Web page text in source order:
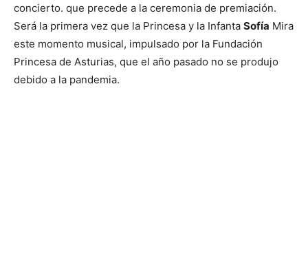
concierto. que precede a la ceremonia de premiación.
Será la primera vez que la Princesa y la Infanta Sofía Mira
este momento musical, impulsado por la Fundación
Princesa de Asturias, que el año pasado no se produjo
debido a la pandemia.